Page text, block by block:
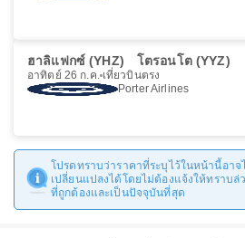
ฮาลิแฟกซ์ (YHZ) โตรอนโต (YYZ)
อาทิตย์ 26 ก.ค. เที่ยวบินตรง
Porter Airlines
โปรดทราบว่าราคาที่ระบุไว้ในหน้านี้อาจ
เปลี่ยนแปลงได้โดยไม่ต้องแจ้งให้ทราบล่
ที่ถูกต้องและเป็นปัจจุบันที่สุด